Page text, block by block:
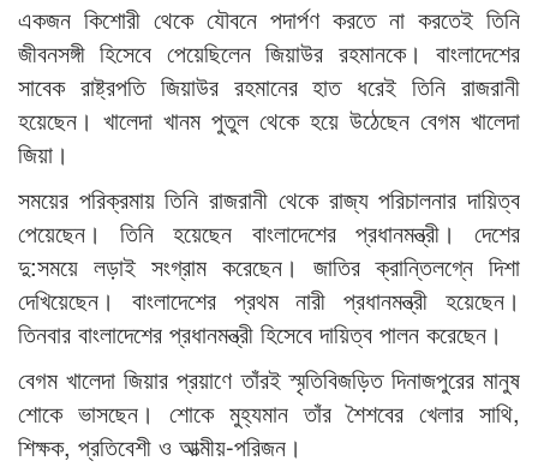
একজন কিশোরী থেকে যৌবনে পদার্পণ করতে না করতেই তিনি
জীবনসঙ্গী হিসেবে পেয়েছিলেন জিয়াউর রহমানকে। বাংলাদেশের
সাবেক রাষ্ট্রপতি জিয়াউর রহমানের হাত ধরেই তিনি রাজরানী
হয়েছেন। খালেদা খানম পুতুল থেকে হয়ে উঠেছেন বেগম খালেদা
জিয়া।
সময়ের পরিক্রমায় তিনি রাজরানী থেকে রাজ্য পরিচালনার দায়িত্ব
পেয়েছেন। তিনি হয়েছেন বাংলাদেশের প্রধানমন্ত্রী। দেশের
দু:সময়ে লড়াই সংগ্রাম করেছেন। জাতির ক্রান্তিলগ্নে দিশা
দেখিয়েছেন। বাংলাদেশের প্রথম নারী প্রধানমন্ত্রী হয়েছেন।
তিনবার বাংলাদেশের প্রধানমন্ত্রী হিসেবে দায়িত্ব পালন করেছেন।
বেগম খালেদা জিয়ার প্রয়াণে তাঁরই স্মৃতিবিজড়িত দিনাজপুরের মানুষ
শোকে ভাসছেন। শোকে মুহ্যমান তাঁর শৈশবের খেলার সাথি,
শিক্ষক, প্রতিবেশী ও আত্মীয়-পরিজন।